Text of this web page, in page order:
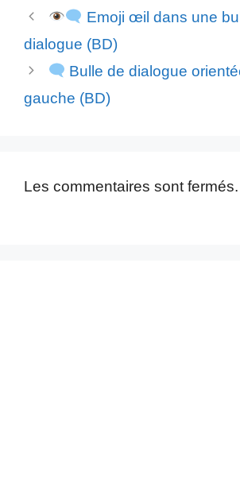
Emoji œil dans une
dialogue (BD)
Bulle de dialogue
gauche (BD)
Les commentaires sont fermés.